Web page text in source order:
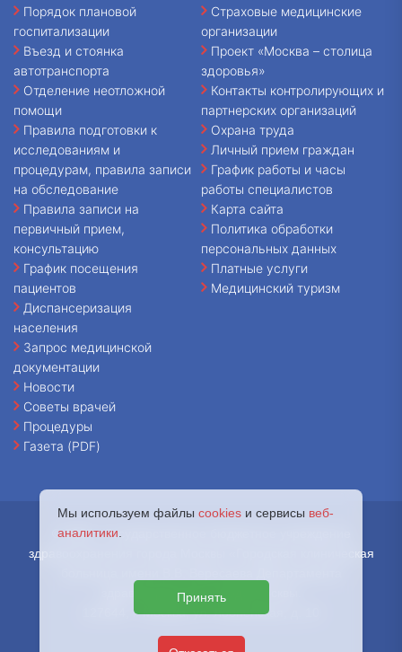
Порядок плановой
госпитализации
Въезд и стоянка
автотранспорта
Отделение неотложной
помощи
Правила подготовки к
исследованиям и
процедурам, правила записи
на обследование
Правила записи на
первичный прием,
консультацию
График посещения
пациентов
Диспансеризация
населения
Запрос медицинской
документации
Новости
Советы врачей
Процедуры
Газета (PDF)
Страховые медицинские
организации
Проект «Москва – столица
здоровья»
Контакты контролирующих и
партнерских организаций
Охрана труда
Личный прием граждан
График работы и часы
работы специалистов
Карта сайта
Политика обработки
персональных данных
Платные услуги
Медицинский туризм
© 2026 - Государственное бюджетное учреждение
здравоохранения города Москвы «Городская клиническая
здравоохранения города Москвы.
127644, г. Москва, ул. Лобненская, д. 10
Мы используем файлы cookies и сервисы веб-
аналитики
Принять